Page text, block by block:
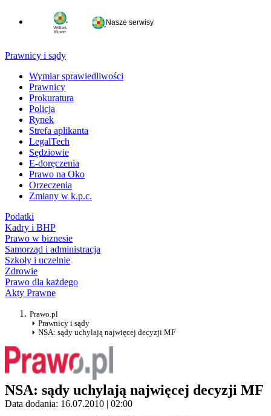
Nasze serwisy
Prawnicy i sądy
Wymiar sprawiedliwości
Prawnicy
Prokuratura
Policja
Rynek
Strefa aplikanta
LegalTech
Sędziowie
E-doręczenia
Prawo na Oko
Orzeczenia
Zmiany w k.p.c.
Podatki
Kadry i BHP
Prawo w biznesie
Samorząd i administracja
Szkoły i uczelnie
Zdrowie
Prawo dla każdego
Akty Prawne
Prawo.pl
Prawnicy i sądy
NSA: sądy uchylają najwięcej decyzji MF
NSA: sądy uchylają najwięcej decyzji MF
Data dodania: 16.07.2010 | 02:00